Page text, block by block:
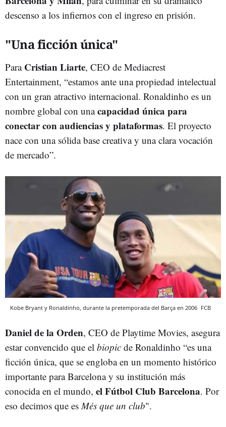
descenso a los infiernos con el ingreso en prisión.
"Una ficción única"
ParaCristian Liarte, CEO de Mediacrest
Entertainment, “estamos ante una propiedad intelectual
con un gran atractivo internacional. Ronaldinho es un
nombre global con unacapacidad única para
conectar con audiencias y plataformas. El proyecto
nace con una sólida base creativa y una clara vocación
de mercado”.
Kobe Bryant y Ronaldinho, durante la pretemporada del Barça en 2006 FCB
Daniel de la Orden, CEO de Playtime Movies, asegura
estar convencido que el biopic de Ronaldinho “es una
ficción única, que se engloba en un momento histórico
importante para Barcelona y su institución más
conocida en el mundo, el Fútbol Club Barcelona. Por
eso decimos que esMés que un club".